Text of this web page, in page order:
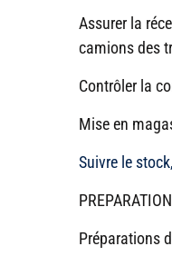
Assurer la
camions des
Contrôler la
Mise en
Suivre le
Préparations